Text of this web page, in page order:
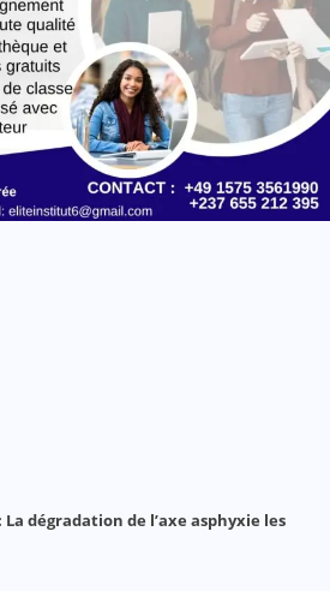
dégradation de l’axe asphyxie les